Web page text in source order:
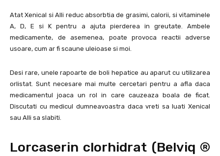
Atat Xenical si Alli reduc absorbtia de grasimi, calorii, si vitaminele
A, D, E si K pentru a ajuta pierderea in greutate. Ambele
medicamente, de asemenea, poate provoca reactii adverse
usoare, cum ar fi scaune uleioase si moi.
Desi rare, unele rapoarte de boli hepatice au aparut cu utilizarea
orlistat. Sunt necesare mai multe cercetari pentru a afla daca
medicamentul joaca un rol in care cauzeaza boala de ficat.
Discutati cu medicul dumneavoastra daca vreti sa luati Xenical
sau Alli sa slabiti.
Lorcaserin clorhidrat (Belviq ®